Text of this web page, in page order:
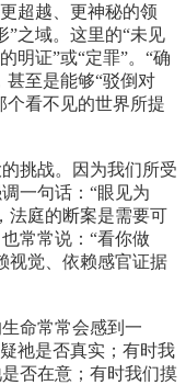
超越、更神秘的领
”之域。这里的“未见
明证”或“定罪”。“确
甚至是能够“驳倒对
个看不见的世界所提
挑战。因为我们所受
一句话：“眼见为
法庭的断案是需要可
常常说：“看你做
视觉、依赖感官证据
命常常会感到一
祂是否真实；有时我
否在意；有时我们摸